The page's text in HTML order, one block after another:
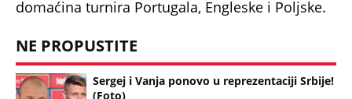
Sergej i Vanja ponovo u reprezentaciji Srbije!
(Foto)